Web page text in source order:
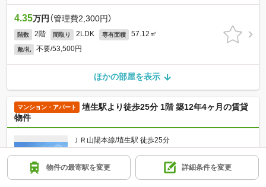
4.35万円 （管理費2,300円）
階数 2階 間取り 2LDK 専有面積 57.12㎡
敷/礼 不要/53,500円
ほかの部屋を表示
マンション・アパート
埴生駅より徒歩25分 1階 築12年4ヶ月の賃貸
物件
ＪＲ山陽本線/埴生駅 徒歩25分
総階数 2階建 12年4ヶ月
建物構造 軽量鉄骨
物件の最寄駅を変更 詳細条件を変更